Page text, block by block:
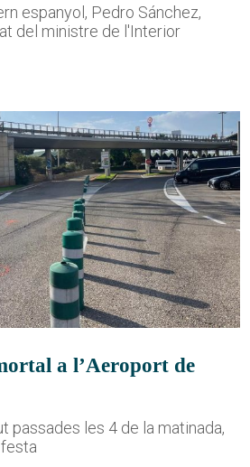
espanyol, Pedro Sánchez,
del ministre de l'Interior
a l’Aeroport de
passades les 4 de la matinada,